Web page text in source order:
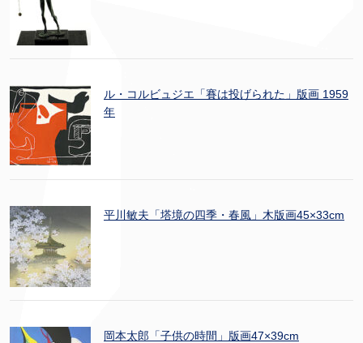
ル・コルビュジエ「賽は投げられた」版画 1959
年
平川敏夫「塔境の四季・春風」木版画45×33cm
岡本太郎「子供の時間」版画47×39cm